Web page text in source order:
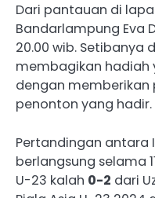
Dari pantauan di
Bandarlampung Eva
20.00 wib. Setibanya
membagikan hadiah
dengan memberikan
penonton yang hadir.
Pertandingan antara
berlangsung selama
U-23 kalah 0-2 dari